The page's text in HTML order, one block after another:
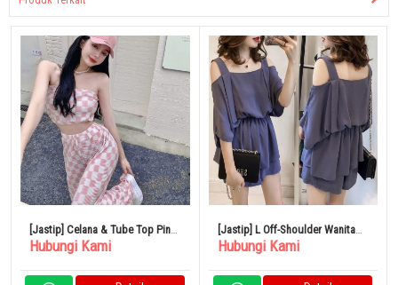
[Jastip] Celana & Tube Top Pink
Lattice Setup Wanita L
Hubungi Kami
[Jastip] L Off-Shoulder Wanita
Gaya Korea Setelan Kasual Biru
Hubungi Kami